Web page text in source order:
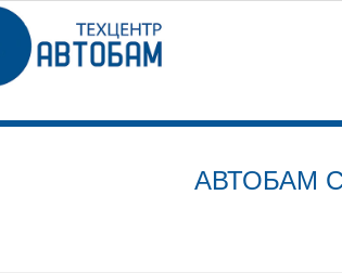
АВТОБАМ